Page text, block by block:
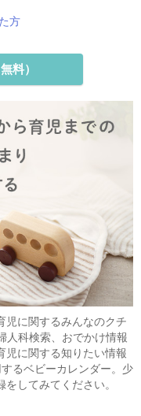
方
料）
児に関するみんなのクチ
人科検索、おでかけ情報
児に関する知りたい情報
るベビーカレンダー。少
してみてください。